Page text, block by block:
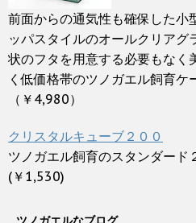
前面からの通気性も確保した小
ッパスタイルのオールクリアグ
状のフタを用意する必要もなく
く低価格帯のツノガエル飼育ケ
（￥4,980）
クリスタルキューブ２００
ツノガエル飼育のスタンダード
(￥1,530)